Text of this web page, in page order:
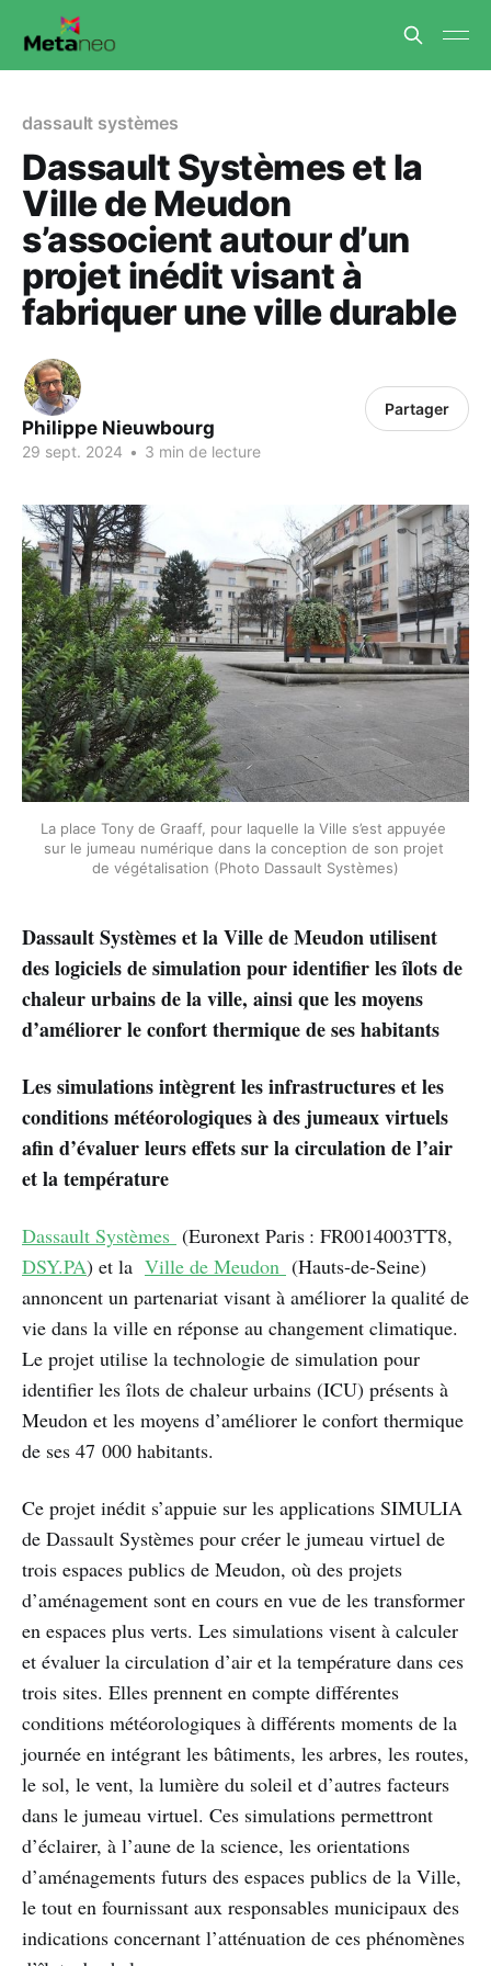
dassault systèmes
Dassault Systèmes et la
Ville de Meudon
s’associent autour d’un
projet inédit visant à
fabriquer une ville durable
Philippe Nieuwbourg
29 sept. 2024 • 3 min de lecture
Partager
La place Tony de Graaff, pour laquelle la Ville s’est appuyée
sur le jumeau numérique dans la conception de son projet
de végétalisation (Photo Dassault Systèmes)
Dassault Systèmes et la Ville de Meudon utilisent
des logiciels de simulation pour identifier les îlots de
chaleur urbains de la ville, ainsi que les moyens
d’améliorer le confort thermique de ses habitants
Les simulations intègrent les infrastructures et les
conditions météorologiques à des jumeaux virtuels
afin d’évaluer leurs effets sur la circulation de l’air
et la température
Dassault Systèmes (Euronext Paris : FR0014003TT8,
DSY.PA) et la Ville de Meudon (Hauts-de-Seine)
annoncent un partenariat visant à améliorer la qualité de
vie dans la ville en réponse au changement climatique.
Le projet utilise la technologie de simulation pour
identifier les îlots de chaleur urbains (ICU) présents à
Meudon et les moyens d’améliorer le confort thermique
de ses 47 000 habitants.
Ce projet inédit s’appuie sur les applications SIMULIA
de Dassault Systèmes pour créer le jumeau virtuel de
trois espaces publics de Meudon, où des projets
d’aménagement sont en cours en vue de les transformer
en espaces plus verts. Les simulations visent à calculer
et évaluer la circulation d’air et la température dans ces
trois sites. Elles prennent en compte différentes
conditions météorologiques à différents moments de la
journée en intégrant les bâtiments, les arbres, les routes,
le sol, le vent, la lumière du soleil et d’autres facteurs
dans le jumeau virtuel. Ces simulations permettront
d’éclairer, à l’aune de la science, les orientations
d’aménagements futurs des espaces publics de la Ville,
le tout en fournissant aux responsables municipaux des
indications concernant l’atténuation de ces phénomènes